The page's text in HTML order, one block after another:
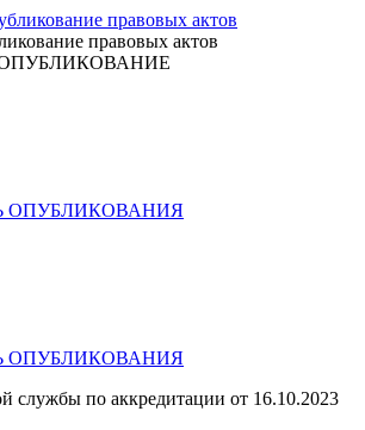
правовых актов
ОПУБЛИКОВАНИЯ
ОПУБЛИКОВАНИЯ
службы по аккредитации от 16.10.2023